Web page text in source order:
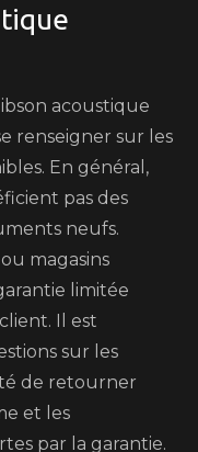
acoustique
renseigner sur les
En général,
pas des
neufs.
magasins
limitée
Il est
sur les
de retourner
et les
par la garantie.